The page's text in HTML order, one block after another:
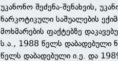
უკანონო შეძენა-შენახვის,
ნარკოტიკული საშუალების
მოხმარების ფაქტებზე
ს.ა., 1988 წელს დაბადებული
წელს დაბადებული ი.ე. და